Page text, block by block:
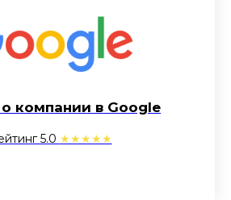
компании в Google
5.0 ★★★★★